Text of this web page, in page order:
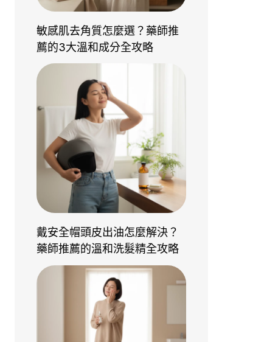
敏感肌去角質怎麼選？藥師推
薦的3大溫和成分全攻略
戴安全帽頭皮出油怎麼解決？
藥師推薦的溫和洗髮精全攻略